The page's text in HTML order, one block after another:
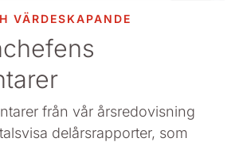
VÄRDESKAPANDE
från vår årsredovisning
delårsrapporter, som